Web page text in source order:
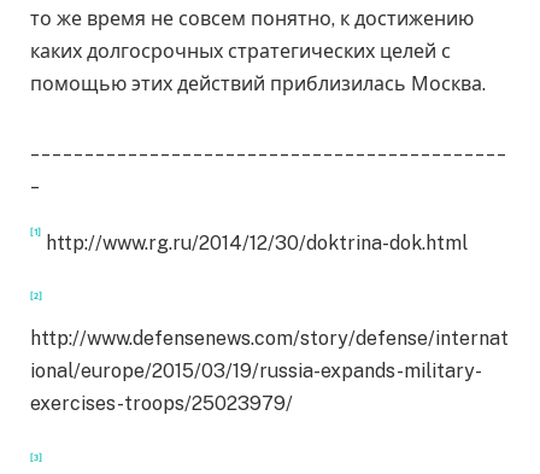
то же время не совсем понятно, к достижению
каких долгосрочных стратегических целей с
помощью этих действий приблизилась Москва.
[1] http://www.rg.ru/2014/12/30/doktrina-dok.html
[2]
http://www.defensenews.com/story/defense/internat
ional/europe/2015/03/19/russia-expands-military-
exercises-troops/25023979/
[3]